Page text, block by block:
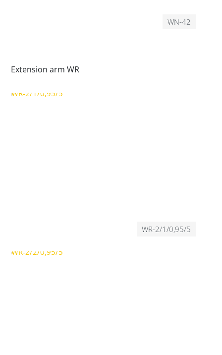
WN-42
Extension arm WR
WR-2/1/0,95/5